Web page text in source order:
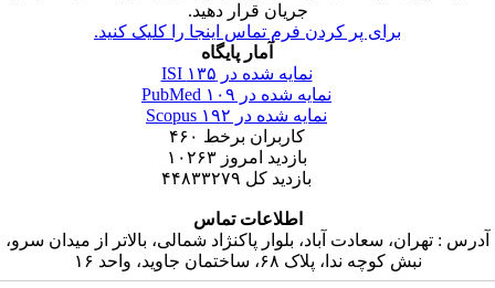
جریان قرار دهید.
برای پر کردن فرم تماس اینجا را کلیک کنید.
آمار پایگاه
نمایه شده در ISI۱۳۵
نمایه شده در PubMed۱۰۹
نمایه شده در Scopus۱۹۲
کاربران برخط۴۶۰
بازدید امروز۱۰۲۶۳
بازدید کل ۴۴۸۳۳۲۷۹
اطلاعات تماس
: تهران، سعادت آباد، بلوار پاکنژاد شمالی، بالاتر از میدان سرو،
نبش کوچه ندا، پلاک ۶۸، ساختمان جاوید، واحد ۱۶